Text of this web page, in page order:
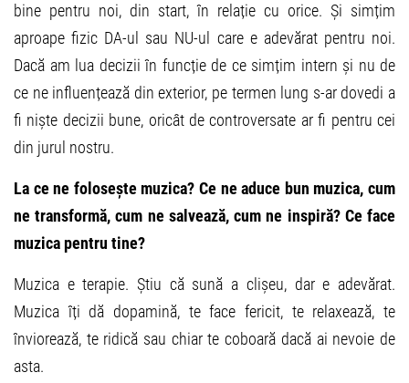
bine pentru noi, din start, în relație cu orice. Și simțim
aproape fizic DA-ul sau NU-ul care e adevărat pentru noi.
Dacă am lua decizii în funcție de ce simțim intern și nu de
ce ne influențează din exterior, pe termen lung s-ar dovedi a
fi niște decizii bune, oricât de controversate ar fi pentru cei
din jurul nostru.
La ce ne folosește muzica? Ce ne aduce bun muzica, cum
ne transformă, cum ne salvează, cum ne inspiră? Ce face
muzica pentru tine?
Muzica e terapie. Știu că sună a clișeu, dar e adevărat.
Muzica îți dă dopamină, te face fericit, te relaxează, te
înviorează, te ridică sau chiar te coboară dacă ai nevoie de
asta.